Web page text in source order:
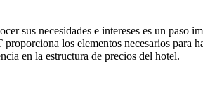
sus necesidades e intereses es un
los elementos necesarios para
en la estructura de precios del hotel.